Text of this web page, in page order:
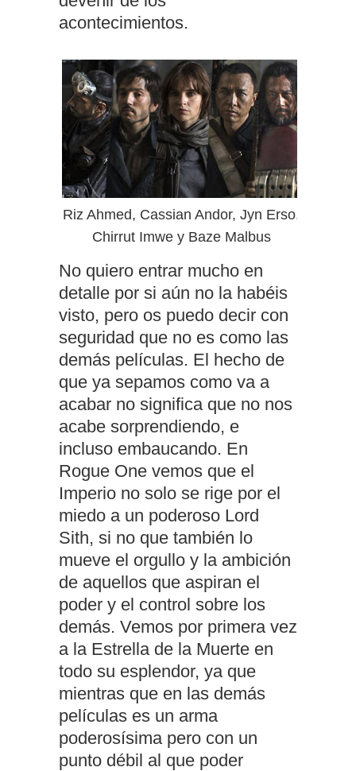
acontecimientos.
Riz Ahmed, Cassian Andor, Jyn Erso,
Chirrut Imwe y Baze Malbus
No quiero entrar mucho en
detalle por si aún no la habéis
visto, pero os puedo decir con
seguridad que no es como las
demás películas. El hecho de
que ya sepamos como va a
acabar no significa que no nos
acabe sorprendiendo, e
incluso embaucando. En
Rogue One vemos que el
Imperio no solo se rige por el
miedo a un poderoso Lord
Sith, si no que también lo
mueve el orgullo y la ambición
de aquellos que aspiran el
poder y el control sobre los
demás. Vemos por primera vez
a la Estrella de la Muerte en
todo su esplendor, ya que
mientras que en las demás
películas es un arma
poderosísima pero con un
punto débil al que poder